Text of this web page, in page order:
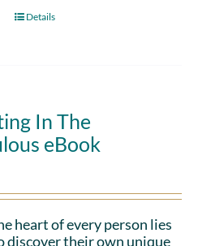
Details
In The
eBook
heart of every person lies
discover their own unique